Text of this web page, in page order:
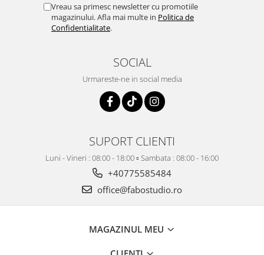
Vreau sa primesc newsletter cu promotiile
magazinului. Afla mai multe in Politica de
Confidentialitate.
SOCIAL
Urmareste-ne in social media
SUPORT CLIENTI
Luni - Vineri : 08:00 - 18:00 ▫️ Sambata : 08:00 - 16:00
+40775585484
office@fabostudio.ro
MAGAZINUL MEU